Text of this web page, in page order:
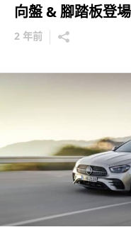
向盤 & 腳踏板登
2 年前